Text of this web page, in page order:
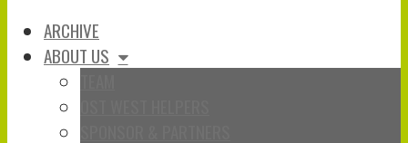
ARCHIVE
ABOUT US